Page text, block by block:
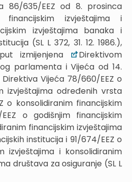
86/635/EEZ od 8. prosinca
izvještajima i
izvještajima banaka i
(SL L 372, 31. 12. 1986.),
izmijenjena
Direktivom
parlamenta i Vijeća od 14.
Vijeća 78/660/EEZ o
izvještajima određenih vrsta
o konsolidiranim financijskim
o godišnjim financijskim
financijskim izvještajima
institucija i 91/674/EEZ o
izvještajima i konsolidiranim
društava za osiguranje (SL L